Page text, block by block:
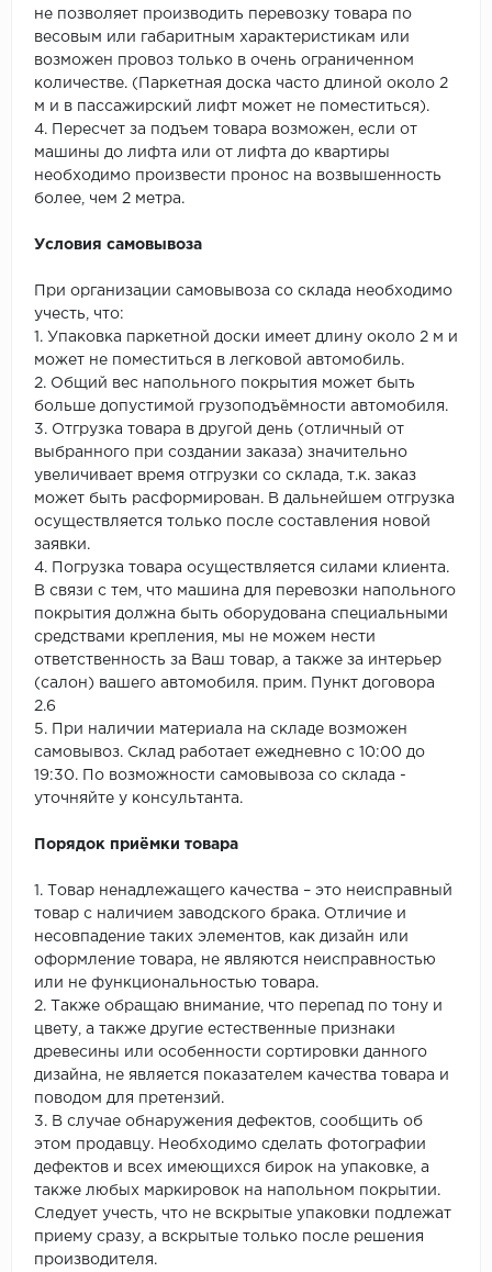
не позволяет производить перевозку товара по
весовым или габаритным характеристикам или
возможен провоз только в очень ограниченном
количестве. (Паркетная доска часто длиной около 2
м и в пассажирский лифт может не поместиться).
4. Пересчет за подъем товара возможен, если от
машины до лифта или от лифта до квартиры
необходимо произвести пронос на возвышенность
более, чем 2 метра.
Условия самовывоза
При организации самовывоза со склада необходимо
учесть, что:
1. Упаковка паркетной доски имеет длину около 2 м и
может не поместиться в легковой автомобиль.
2. Общий вес напольного покрытия может быть
больше допустимой грузоподъёмности автомобиля.
3. Отгрузка товара в другой день (отличный от
выбранного при создании заказа) значительно
увеличивает время отгрузки со склада, т.к. заказ
может быть расформирован. В дальнейшем отгрузка
осуществляется только после составления новой
заявки.
4. Погрузка товара осуществляется силами клиента.
В связи с тем, что машина для перевозки напольного
покрытия должна быть оборудована специальными
средствами крепления, мы не можем нести
ответственность за Ваш товар, а также за интерьер
(салон) вашего автомобиля. прим. Пункт договора
2.6
5. При наличии материала на складе возможен
самовывоз. Склад работает ежедневно с 10:00 до
19:30. По возможности самовывоза со склада -
уточняйте у консультанта.
Порядок приёмки товара
1. Товар ненадлежащего качества – это неисправный
товар с наличием заводского брака. Отличие и
несовпадение таких элементов, как дизайн или
оформление товара, не являются неисправностью
или не функциональностью товара.
2. Также обращаю внимание, что перепад по тону и
цвету, а также другие естественные признаки
древесины или особенности сортировки данного
дизайна, не является показателем качества товара и
поводом для претензий.
3. В случае обнаружения дефектов, сообщить об
этом продавцу. Необходимо сделать фотографии
дефектов и всех имеющихся бирок на упаковке, а
также любых маркировок на напольном покрытии.
Следует учесть, что не вскрытые упаковки подлежат
приему сразу, а вскрытые только после решения
производителя.